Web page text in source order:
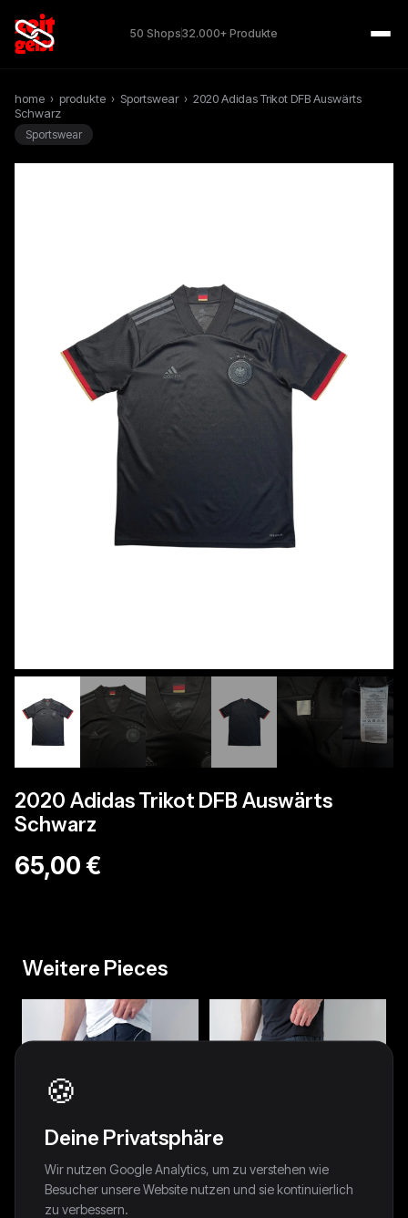
50 Shops32.000+ Produkte
home › produkte › Sportswear › 2020 Adidas Trikot DFB Auswärts
Schwarz
Sportswear
2020 Adidas Trikot DFB Auswärts
Schwarz
65,00 €
Weitere Pieces
🍪
Deine Privatsphäre
Wir nutzen Google Analytics, um zu verstehen wie
Besucher unsere Website nutzen und sie kontinuierlich
zu verbessern.